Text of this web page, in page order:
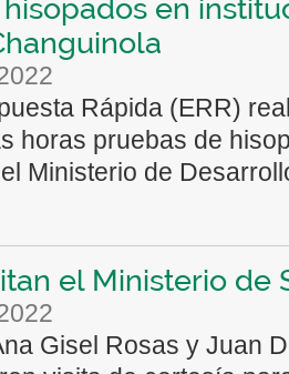
en
Rápida (ERR)
horas pruebas de
Ministerio de
el Ministerio de
Gisel Rosas y Juan